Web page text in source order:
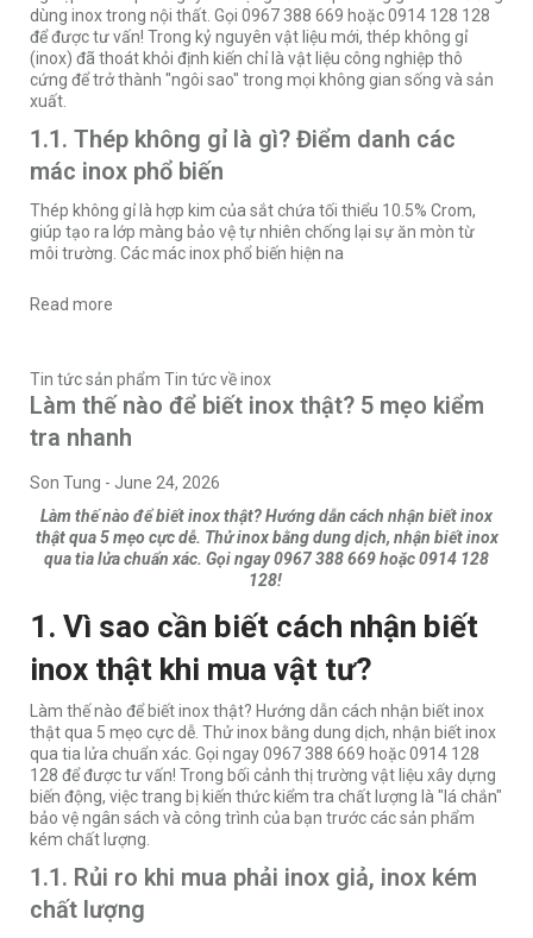
dùng inox trong nội thất. Gọi 0967 388 669 hoặc 0914 128 128
để được tư vấn! Trong kỷ nguyên vật liệu mới, thép không gỉ
(inox) đã thoát khỏi định kiến chỉ là vật liệu công nghiệp thô
cứng để trở thành "ngôi sao" trong mọi không gian sống và sản
xuất.
1.1. Thép không gỉ là gì? Điểm danh các
mác inox phổ biến
Thép không gỉ là hợp kim của sắt chứa tối thiểu 10.5% Crom,
giúp tạo ra lớp màng bảo vệ tự nhiên chống lại sự ăn mòn từ
môi trường. Các mác inox phổ biến hiện na
Read more
Tin tức sản phẩm Tin tức về inox
Làm thế nào để biết inox thật? 5 mẹo kiểm
tra nhanh
Son Tung - June 24, 2026
Làm thế nào để biết inox thật? Hướng dẫn cách nhận biết inox
thật qua 5 mẹo cực dễ. Thử inox bằng dung dịch, nhận biết inox
qua tia lửa chuẩn xác. Gọi ngay 0967 388 669 hoặc 0914 128
128!
1. Vì sao cần biết cách nhận biết
inox thật khi mua vật tư?
Làm thế nào để biết inox thật? Hướng dẫn cách nhận biết inox
thật qua 5 mẹo cực dễ. Thử inox bằng dung dịch, nhận biết inox
qua tia lửa chuẩn xác. Gọi ngay 0967 388 669 hoặc 0914 128
128 để được tư vấn! Trong bối cảnh thị trường vật liệu xây dựng
biến động, việc trang bị kiến thức kiểm tra chất lượng là "lá chắn"
bảo vệ ngân sách và công trình của bạn trước các sản phẩm
kém chất lượng.
1.1. Rủi ro khi mua phải inox giả, inox kém
chất lượng